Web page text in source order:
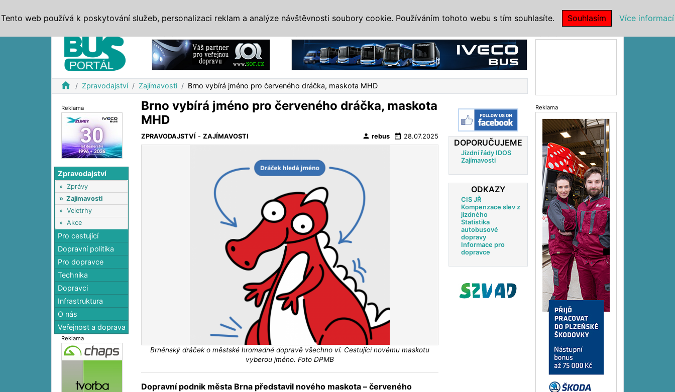
home Zpravodajství Zajímavosti Brno vybírá jméno pro červeného dráčka, maskota MHD
Reklama
Zpravodajství
» Zprávy
» Zajímavosti
» Veletrhy
» Akce
Pro cestující
Dopravní politika
Pro dopravce
Technika
Dopravci
Infrastruktura
O nás
Veřejnost a doprava
Reklama
Brno vybírá jméno pro červeného dráčka, maskota
MHD
ZPRAVODAJSTVÍ -ZAJÍMAVOSTI person rebus date_range 28.07.2025
Brněnský dráček o městské hromadné dopravě všechno ví. Cestující novému maskotu
vyberou jméno. Foto DPMB
Dopravní podnik města Brna představil nového maskota – červeného
DOPORUČUJEME
Jízdní řády IDOS
Zajímavosti
ODKAZY
CIS JŘ
Kompenzace slev z
jízdného
Statistika
autobusové
dopravy
Informace pro
dopravce
Reklama
Tento web používá k poskytování služeb, personalizaci reklam a analýze návštěvnosti soubory cookie. Používáním tohoto webu s tím souhlasíte. Souhlasím Více informací